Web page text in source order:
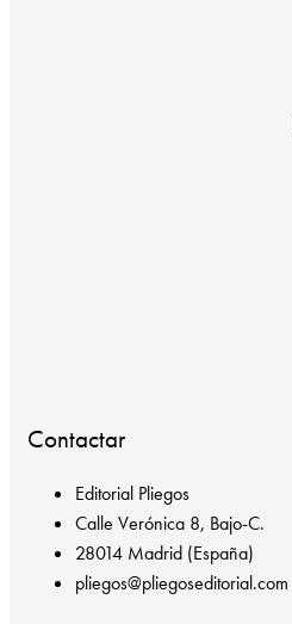
Contactar
Editorial Pliegos
Calle Verónica 8, Bajo-C.
28014 Madrid (España)
pliegos@pliegoseditorial.com